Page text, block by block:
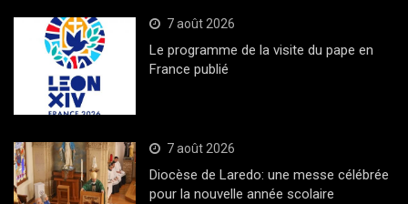
7 août 2026
Le programme de la visite du pape en
France publié
7 août 2026
Diocèse de Laredo: une messe célébrée
pour la nouvelle année scolaire